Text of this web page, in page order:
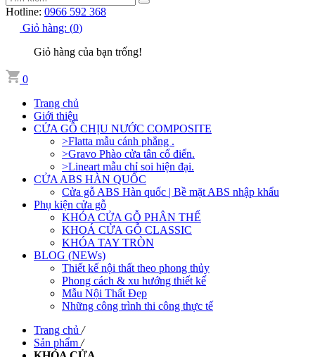
Hotline: 0966 592 368
Giỏ hàng: (0)
Giỏ hàng của bạn trống!
0
Trang chủ
Giới thiệu
CỬA GỖ CHỊU NƯỚC COMPOSITE
>Flatta mẫu cánh phẳng .
>Gravo Phào cửa tân cổ điển.
>Lineart mẫu chỉ soi hiện đại.
CỬA ABS HÀN QUỐC
Cửa gỗ ABS Hàn quốc | Bề mặt ABS nhập khẩu
Phụ kiện cửa gỗ
KHÓA CỬA GỖ PHÂN THỂ
KHOÁ CỬA GỖ CLASSIC
KHÓA TAY TRÒN
BLOG (NEWs)
Thiết kế nội thất theo phong thủy
Phong cách & xu hướng thiết kế
Mẫu Nội Thất Đẹp
Những công trình thi công thực tế
Trang chủ /
Sản phẩm /